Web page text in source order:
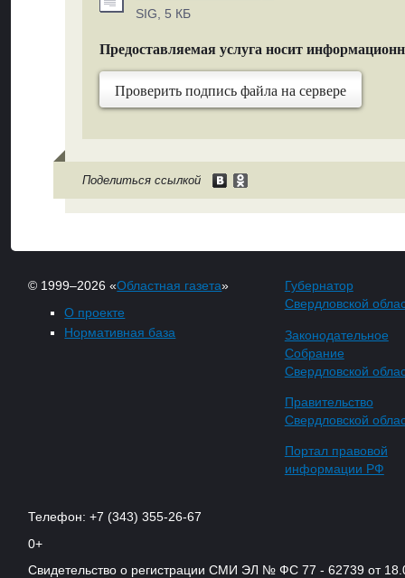
SIG, 5 КБ
Предоставляемая услуга носит
Проверить подпись файла на сервере
Поделиться ссылкой
© 1999–2026 «Областная газета»
О проекте
Нормативная база
Губернатор
Свердловской
Законодательное
Собрание
Свердловской
Правительство
Свердловской
Портал правовой
информации РФ
Телефон: +7 (343) 355-26-67
0+
Свидетельство о регистрации СМИ ЭЛ № ФС 77 - 62739 от